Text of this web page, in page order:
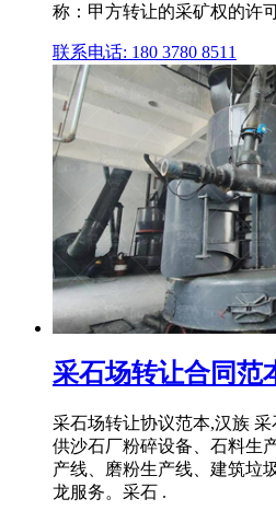
称：甲方转让的采矿权的许
联系电话: 180 3780 8511
采石场转让合同范
采石场转让协议范本,汉族
供沙石厂粉碎设备、石料生
产线、磨粉生产线、建筑垃
龙服务。采石 .